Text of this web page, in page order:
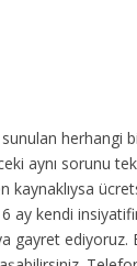
herhangi
aynı sorunu
kaynaklıysa
ay kendi
gayret